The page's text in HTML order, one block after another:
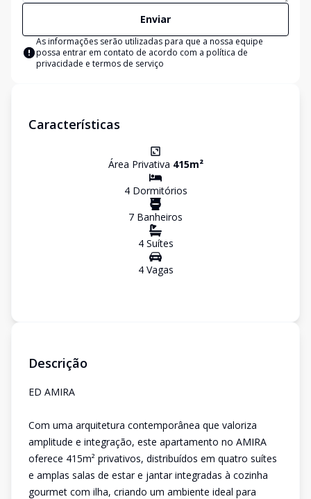
Enviar
As informações serão utilizadas para que a nossa equipe
possa entrar em contato de acordo com a política de
privacidade e termos de serviço
Características
Área Privativa 415m²
4Dormitórios
7 Banheiros
4Suítes
4Vagas
Descrição
ED AMIRA
Com uma arquitetura contemporânea que valoriza
amplitude e integração, este apartamento no AMIRA
oferece 415m² privativos, distribuídos em quatro suítes
e amplas salas de estar e jantar integradas à cozinha
gourmet com ilha, criando um ambiente ideal para